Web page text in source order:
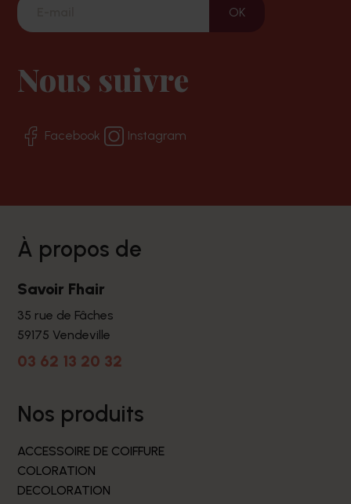
Nous suivre
Facebook Instagram
à propos de
Savoir Fhair
35 rue de Fâches
59175 Vendeville
03 62 13 20 32
nos produits
ACCESSOIRE DE COIFFURE
COLORATION
DECOLORATION